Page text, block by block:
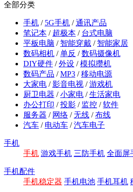
全部分类
手机 / 5G手机 /通讯产品
笔记本 / 超极本 / 台式电脑
平板电脑 / 智能穿戴 / 智能家居
数码相机 /单反 /数码摄像机
DIY硬件 /外设 /模拟攒机
数码产品 /MP3 /移动电源
大家电 /影音电视 /游戏机
厨卫电器 /小家电 /生活家电
办公打印 /投影 / 监控 /软件
服务器 / 网络 /无线 /布线
汽车 / 电动车 /汽车电子
手机
手机 游戏手机 三防手机 全面屏
手机配件
手机稳定器 手机电池 手机耳机